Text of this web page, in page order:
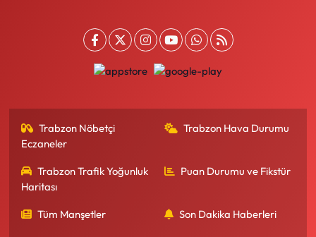
Trabzon Nöbetçi
Eczaneler
Trabzon Hava Durumu
Trabzon Trafik Yoğunluk
Haritası
Puan Durumu ve Fikstür
Tüm Manşetler Son Dakika Haberleri